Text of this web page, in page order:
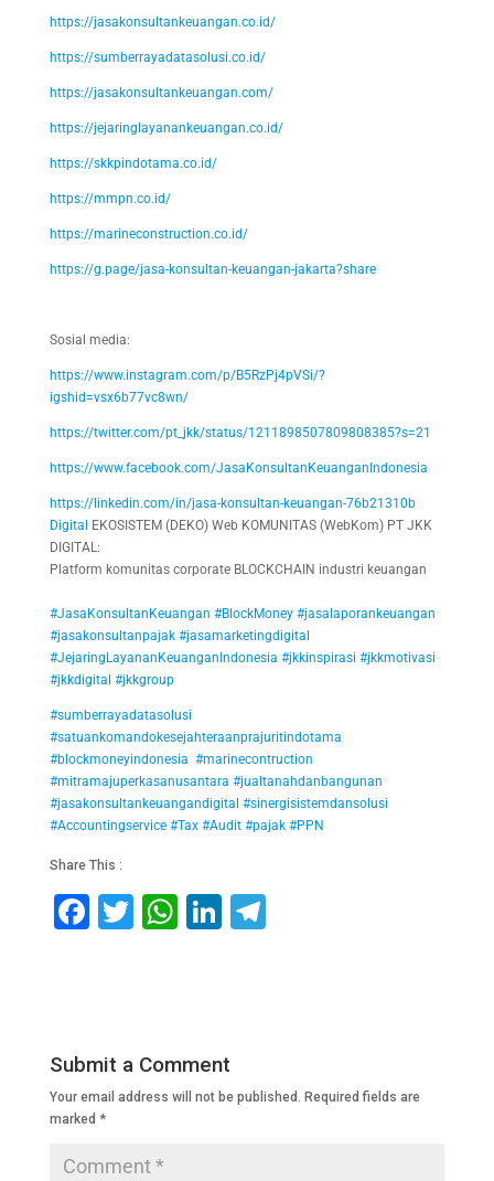
https://jasakonsultankeuangan.co.id/
https://sumberrayadatasolusi.co.id/
https://jasakonsultankeuangan.com/
https://jejaringlayanankeuangan.co.id/
https://skkpindotama.co.id/
https://mmpn.co.id/
https://marineconstruction.co.id/
https://g.page/jasa-konsultan-keuangan-jakarta?share
Sosial media:
https://www.instagram.com/p/B5RzPj4pVSi/?
igshid=vsx6b77vc8wn/
https://twitter.com/pt_jkk/status/1211898507809808385?s=21
https://www.facebook.com/JasaKonsultanKeuanganIndonesia
https://linkedin.com/in/jasa-konsultan-keuangan-76b21310b
Digital
EKOSISTEM (DEKO) Web KOMUNITAS (WebKom) PT JKK
DIGITAL:
Platform komunitas corporate BLOCKCHAIN industri keuangan
#JasaKonsultanKeuangan #BlockMoney #jasalaporankeuangan
#jasakonsultanpajak #jasamarketingdigital
#JejaringLayananKeuanganIndonesia #jkkinspirasi #jkkmotivasi
#jkkdigital #jkkgroup
#sumberrayadatasolusi
#satuankomandokesejahteraanprajuritindotama
#blockmoneyindonesia #marinecontruction
#mitramajuperkasanusantara #jualtanahdanbangunan
#jasakonsultankeuangandigital #sinergisistemdansolusi
#Accountingservice #Tax#Audit#pajak #PPN
Share This :
F
b
o
o
k
T W
A
p
Li
dI
n
T
m
Submit a Comment
Your email address will not be published. Required fields are
marked *